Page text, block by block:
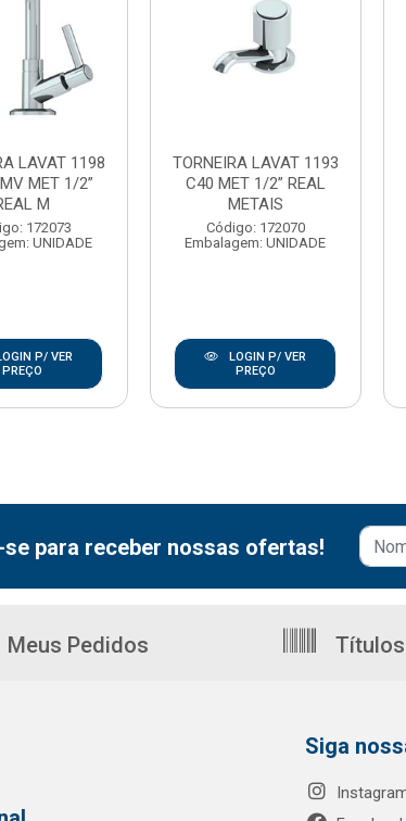
LAVAT 1198
MET 1/2”
M
172073
UNIDADE
P/ VER
PREÇO
TORNEIRA LAVAT 1193
C40 MET 1/2” REAL
METAIS
Código: 172070
Embalagem: UNIDADE
LOGIN P/ VER
PREÇO
para receber nossas ofertas!
Meus Pedidos Títulos
Siga